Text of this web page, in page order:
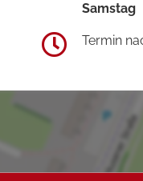
Samstag
Termin